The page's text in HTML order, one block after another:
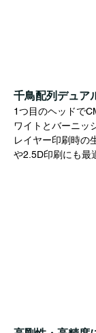
千鳥配列デュア
1つ目のヘッドで
ワイトとバーニッ
レイヤー印刷時の
や2.5D印刷にも最